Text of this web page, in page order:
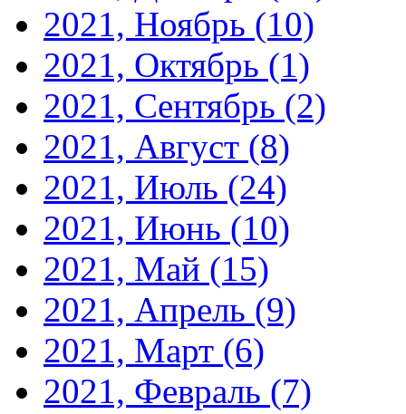
2021, Ноябрь (10)
2021, Октябрь (1)
2021, Сентябрь (2)
2021, Август (8)
2021, Июль (24)
2021, Июнь (10)
2021, Май (15)
2021, Апрель (9)
2021, Март (6)
2021, Февраль (7)